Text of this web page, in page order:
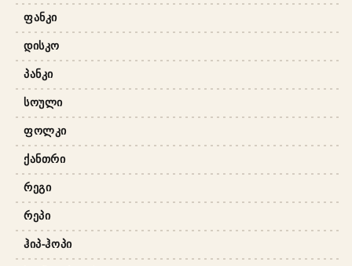
ᲤᲐᲜᲙᲘ
ᲓᲘᲡᲙᲝ
ᲞᲐᲜᲙᲘ
ᲡᲝᲣᲚᲘ
ᲤᲝᲚᲙᲘ
ᲥᲐᲜᲗᲠᲘ
ᲠᲔᲒᲘ
ᲠᲔᲞᲘ
ᲰᲘᲞ-ᲰᲝᲞᲘ